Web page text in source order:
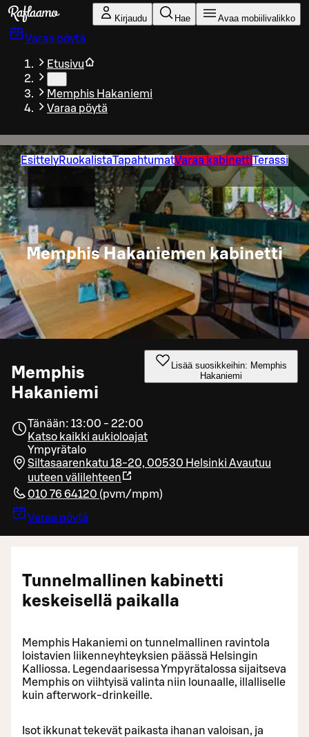
Siirry pääsisältöön
Kirjaudu Hae Avaa mobiilivalikko
Varaa pöytä
Etusivu
Memphis Hakaniemi
Varaa pöytä
EsittelyRuokalistaTapahtumatVaraa kabinettiTerassi
Memphis Hakaniemen kabinetti
Memphis
Hakaniemi
Lisää suosikkeihin: Memphis
Hakaniemi
Tänään: 13:00 - 22:00
Katso kaikki aukioloajat
Ympyrätalo
Siltasaarenkatu 18-20, 00530 Helsinki Avautuu
uuteen välilehteen
010 76 64120 (pvm/mpm)
Varaa pöytä
Tunnelmallinen kabinetti
keskeisellä paikalla
Memphis Hakaniemi on tunnelmallinen ravintola
loistavien liikenneyhteyksien päässä Helsingin
Kalliossa. Legendaarisessa Ympyrätalossa sijaitseva
Memphis on viihtyisä valinta niin lounaalle, illalliselle
kuin afterwork-drinkeille.
Isot ikkunat tekevät paikasta ihanan valoisan, ja